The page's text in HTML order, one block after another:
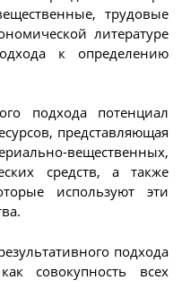
трудовые
литературе
к определению
подхода потенциал
представляющая
вещественных,
средств, а также
используют эти
подхода
совокупность всех